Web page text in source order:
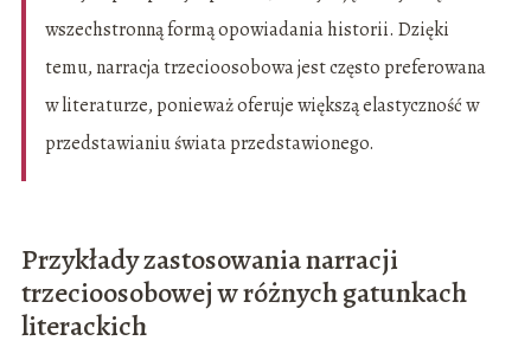
wszechstronną formą opowiadania historii. Dzięki
temu, narracja trzecioosobowa jest często preferowana
w literaturze, ponieważ oferuje większą elastyczność w
przedstawianiu świata przedstawionego.
Przykłady zastosowania narracji
trzecioosobowej w różnych gatunkach
literackich